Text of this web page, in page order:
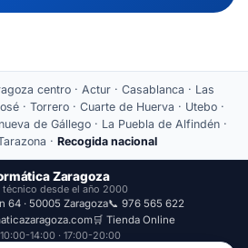
centro · Actur · Casablanca · Las
· Torrero · Cuarte de Huerva · Utebo ·
de Gállego · La Puebla de Alfindén ·
· Recogida nacional
Zaragoza
técnico desde el año 2000
64 · 50005 Zaragoza📞 976 565 622
🛒 Tienda Online
14:00 · 17:00-20:00